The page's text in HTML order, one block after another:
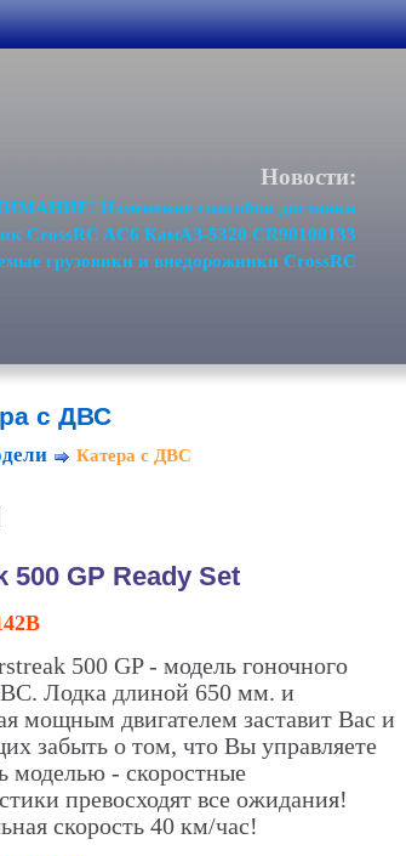
Новости:
Изменение способов доставки
CrossRC AC6 КамАЗ-5320 CR90100133
грузовики и внедорожники CrossRC
с ДВС
Катера с ДВС
500 GP Ready Set
500 GP - модель гоночного
Лодка длиной 650 мм. и
мощным двигателем заставит Вас и
забыть о том, что Вы управляете
моделью - скоростные
превосходят все ожидания!
скорость 40 км/час!